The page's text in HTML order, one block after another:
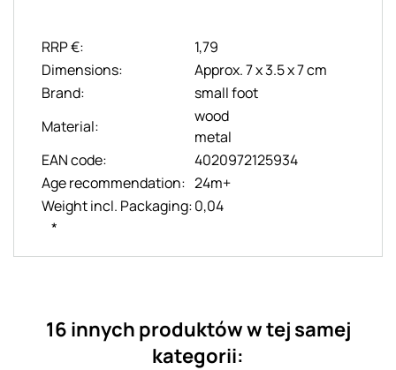
RRP €:
1,79
Dimensions:
Approx. 7 x 3.5 x 7 cm
Brand:
small foot
Material:
wood
metal
EAN code:
4020972125934
Age recommendation: 24m+
Weight incl. Packaging:0,04
*
16 innych produktów w tej samej
kategorii: